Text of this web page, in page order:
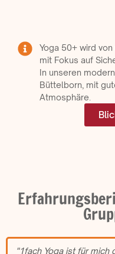
Yoga 50+ wird
mit Fokus auf
In unseren
Büttelborn, mit
Atmosphäre.
"1fach Yoga ist für mich